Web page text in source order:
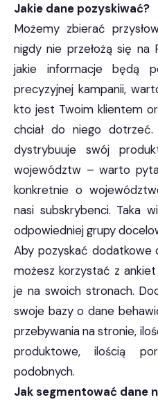
Jakie dane pozyskiwać?
Możemy zbierać
nigdy nie przełożą się na
jakie informacje będą
precyzyjnej kampanii,
kto jest Twoim klientem
chciał do niego
dystrybuuje swój
województw – warto
konkretnie o
nasi subskrybenci. Taka
odpowiedniej grupy
Aby pozyskać
możesz korzystać z
je na swoich stronach.
swoje bazy o dane
przebywania na stronie,
produktowe, ilością
podobnych.
Jak segmentować dane